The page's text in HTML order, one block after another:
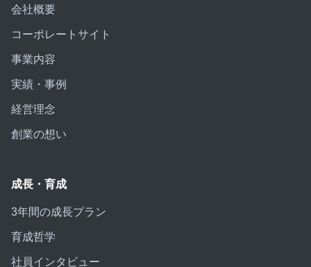
会社概要
コーポレートサイト
事業内容
実績・事例
経営理念
創業の想い
成長・育成
3年間の成長プラン
育成哲学
社員インタビュー